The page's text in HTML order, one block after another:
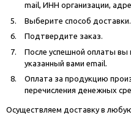
mail, ИНН организации,
Выберите способ доставки.
Подтвердите заказ.
После успешной оплаты вы
указанный вами email.
Оплата за продукцию
перечисления денежных
Осуществляем доставку в